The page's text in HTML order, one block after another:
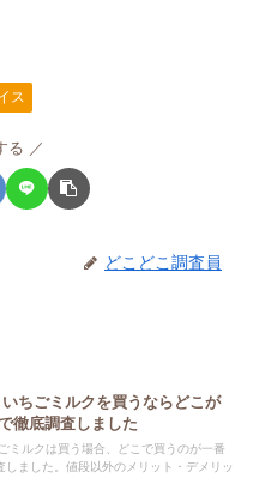
ス
る
どこどこ調査員
ちごミルクを買うならどこが
徹底調査しました
ミルクは買う場合、どこで買うのが一番
しました。値段以外のメリット・デメリッ